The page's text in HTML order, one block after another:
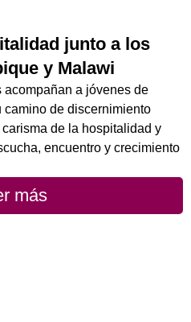
junto a los
y Malawi
a jóvenes de
camino de discernimiento
de la hospitalidad y
encuentro y crecimiento
más